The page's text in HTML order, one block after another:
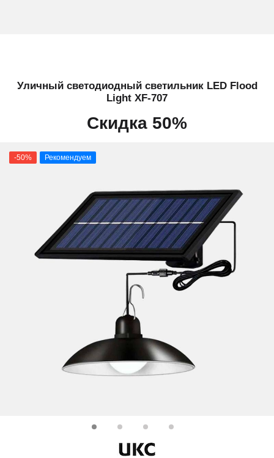
Уличный светодиодный светильник LED Flood
Light XF-707
Скидка 50%
-50% Рекомендуем